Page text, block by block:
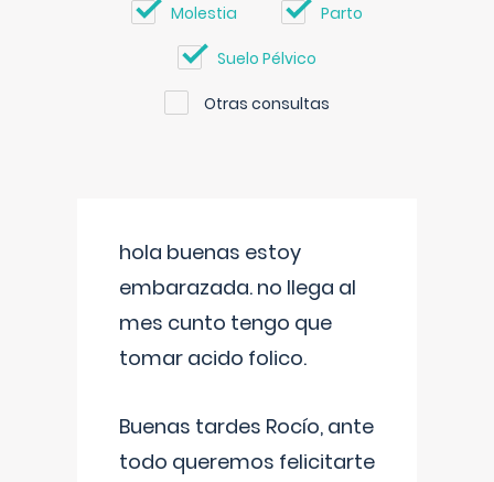
Molestia Parto
Suelo Pélvico
Otras consultas
hola buenas estoy
embarazada. no llega al
mes cunto tengo que
tomar acido folico.
Buenas tardes Rocío, ante
todo queremos felicitarte